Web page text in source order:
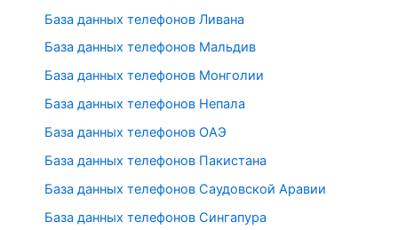
База данных телефонов Ливана
База данных телефонов Мальдив
База данных телефонов Монголии
База данных телефонов Непала
База данных телефонов ОАЭ
База данных телефонов Пакистана
База данных телефонов Саудовской Аравии
База данных телефонов Сингапура